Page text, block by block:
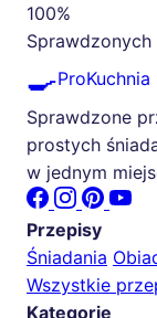
100%
Sprawdzonych
🍳ProKuchnia
Sprawdzone
prostych
w jednym
Przepisy
Śniadania
Wszystkie
Kategorie